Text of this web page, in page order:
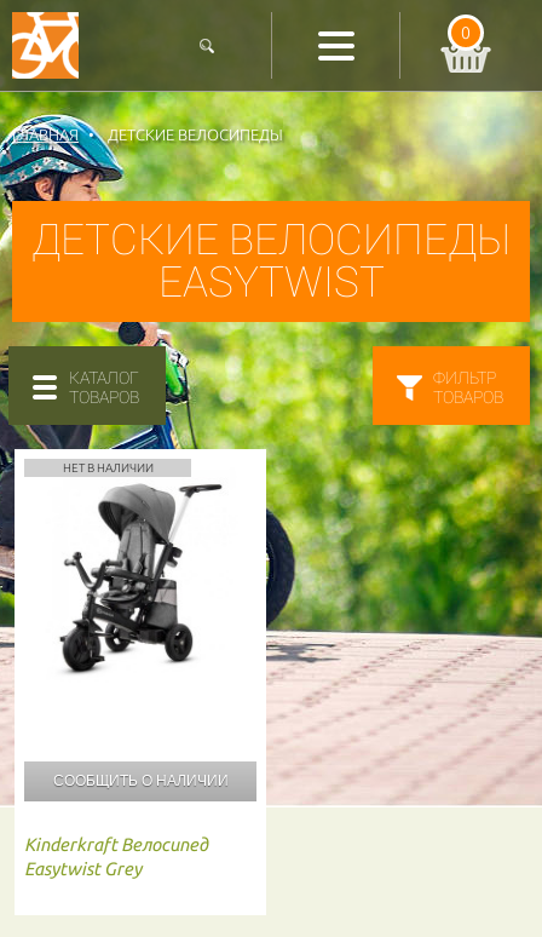
0
ГЛАВНАЯ ДЕТСКИЕ ВЕЛОСИПЕДЫ
ДЕТСКИЕ ВЕЛОСИПЕДЫ
EASYTWIST
КАТАЛОГ
ТОВАРОВ
ФИЛЬТР
ТОВАРОВ
НЕТ В НАЛИЧИИ
СООБЩИТЬ О НАЛИЧИИ
Kinderkraft Велосипед
Easytwist Grey